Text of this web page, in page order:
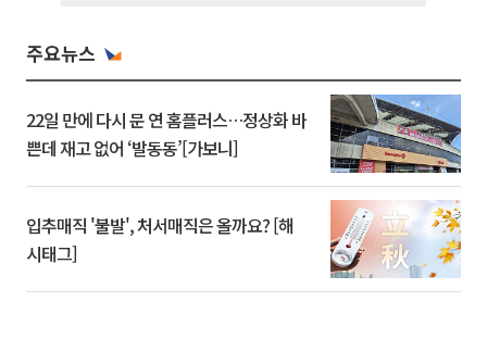
주요뉴스
22일 만에 다시 문 연 홈플러스…정상화 바
쁜데 재고 없어 ‘발동동’[가보니]
입추매직 '불발', 처서매직은 올까요? [해
시태그]